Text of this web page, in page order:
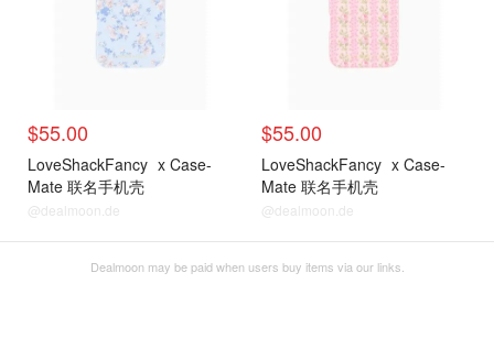
$55.00
LoveShackFancy x Case-
Mate 联名手机壳
@dealmoon.de
$55.00
LoveShackFancy x Case-
Mate 联名手机壳
@dealmoon.de
Dealmoon may be paid when users buy items via our links.